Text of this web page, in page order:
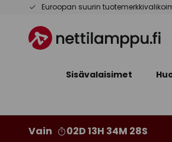
Euroopan suurin
Skip
Content
Sisävalaisimet
Vain 02D 13H 34M 26S